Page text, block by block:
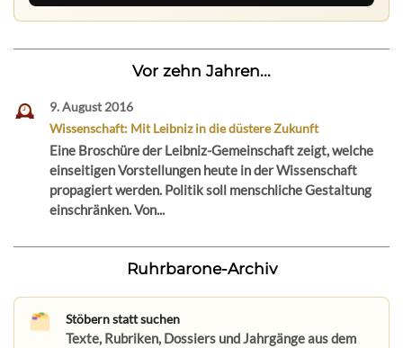
Vor zehn Jahren...
9. August 2016
Wissenschaft: Mit Leibniz in die düstere Zukunft
Eine Broschüre der Leibniz-Gemeinschaft zeigt, welche
einseitigen Vorstellungen heute in der Wissenschaft
propagiert werden. Politik soll menschliche Gestaltung
einschränken. Von...
Ruhrbarone-Archiv
Stöbern statt suchen
Texte, Rubriken, Dossiers und Jahrgänge aus dem